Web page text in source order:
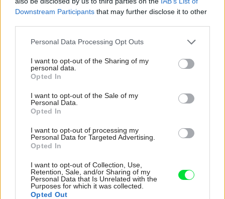
Downstream Participants that may further disclose it to other
Please note that this website/app uses one or more Google
not limited to your visit or usage behaviour. You may click to
grant or deny consent to Google and its third-party tags to
use your data for below specified purposes in below Google
consent section.
Personal Data Processing Opt Outs
I want to opt-out of the Sharing of my
personal data.
Opted In
I want to opt-out of the Sale of my
Personal Data.
Opted In
I want to opt-out of processing my
Personal Data for Targeted Advertising.
Opted In
I want to opt-out of Collection, Use,
Retention, Sale, and/or Sharing of my
Personal Data that Is Unrelated with the
Purposes for which it was collected.
Opted Out
Najnovšie príspevky
stačil jeden prvok | Môjdom.sk
My napríklad labky utierame hneď pri dverách a doma pred dvere
Re: Takto sa rieši málo úložného miesta. V tomto byte
stačil jeden prvok | Môjdom.sk
Dizajn je to nádherný, tá brezová preglejka a čisté línie vyzerajú super.